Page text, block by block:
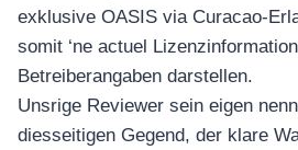
exklusive OASIS via Curacao-
somit ‘ne actuel
Betreiberangaben darstellen.
Unsrige Reviewer sein eigen
diesseitigen Gegend, der klare